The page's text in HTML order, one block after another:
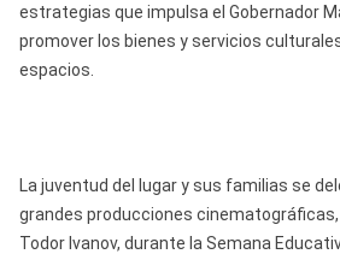
estrategias que impulsa el Gobernador
promover los bienes y servicios
espacios.
La juventud del lugar y sus familias se
grandes producciones cinematográficas,
Todor Ivanov, durante la Semana